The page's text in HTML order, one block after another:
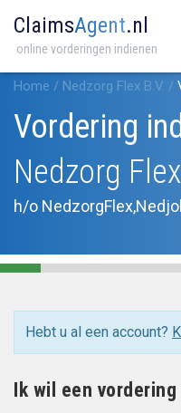
ClaimsAgent.nl
online vorderingen indienen
Home / Nedzorg Flex B.V. /
Vordering
Nedzorg
h/o
Hebt u al een account?
Ik wil een